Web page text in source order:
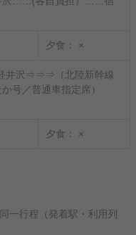
夕食： ×
井沢⇒⇒⇒（北陸新幹線
号／普通車指定席）
夕食： ×
一行程（発着駅・利用列